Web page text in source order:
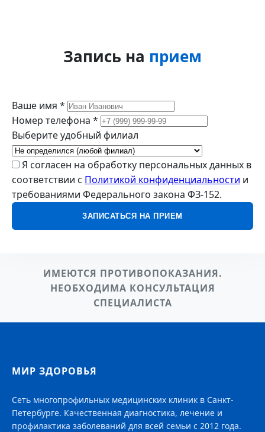
Запись на прием
Ваше имя *
Номер телефона *
Выберите удобный филиал
Я согласен на обработку персональных данных в
соответствии с Политикой конфиденциальности и
требованиями Федерального закона ФЗ-152.
ЗАПИСАТЬСЯ НА ПРИЕМ
ИМЕЮТСЯ ПРОТИВОПОКАЗАНИЯ.
НЕОБХОДИМА КОНСУЛЬТАЦИЯ
СПЕЦИАЛИСТА
МИР ЗДОРОВЬЯ
Сеть многопрофильных медицинских клиник в Санкт-
Петербурге. Качественная диагностика, лечение и
профилактика заболеваний для всей семьи с 2012 года.